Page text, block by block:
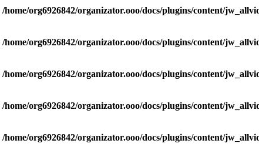
/home/org6926842/organizator.ooo/docs/plugins/content/
/home/org6926842/organizator.ooo/docs/plugins/content/
/home/org6926842/organizator.ooo/docs/plugins/content/
/home/org6926842/organizator.ooo/docs/plugins/content/
/home/org6926842/organizator.ooo/docs/plugins/content/